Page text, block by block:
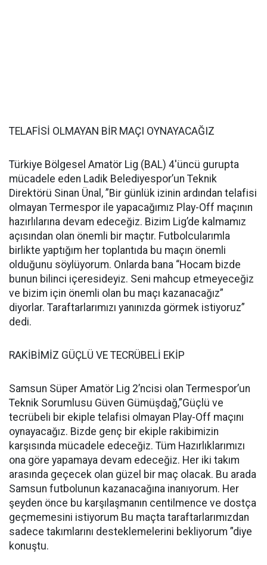
TELAFİSİ OLMAYAN BİR MAÇI OYNAYACAĞIZ
Türkiye Bölgesel Amatör Lig (BAL) 4'üncü gurupta
mücadele eden Ladik Belediyespor’un Teknik
Direktörü Sinan Ünal, ”Bir günlük izinin ardından telafisi
olmayan Termespor ile yapacağımız Play-Off maçının
hazırlılarına devam edeceğiz. Bizim Lig’de kalmamız
açısından olan önemli bir maçtır. Futbolcularımla
birlikte yaptığım her toplantıda bu maçın önemli
olduğunu söylüyorum. Onlarda bana “Hocam bizde
bunun bilinci içeresideyiz. Seni mahcup etmeyeceğiz
ve bizim için önemli olan bu maçı kazanacağız”
diyorlar. Taraftarlarımızı yanınızda görmek istiyoruz”
dedi.
RAKİBİMİZ GÜÇLÜ VE TECRÜBELİ EKİP
Samsun Süper Amatör Lig 2’ncisi olan Termespor’un
Teknik Sorumlusu Güven Gümüşdağ,”Güçlü ve
tecrübeli bir ekiple telafisi olmayan Play-Off maçını
oynayacağız. Bizde genç bir ekiple rakibimizin
karşısında mücadele edeceğiz. Tüm Hazırlıklarımızı
ona göre yapamaya devam edeceğiz. Her iki takım
arasında geçecek olan güzel bir maç olacak. Bu arada
Samsun futbolunun kazanacağına inanıyorum. Her
şeyden önce bu karşılaşmanın centilmence ve dostça
geçmemesini istiyorum Bu maçta taraftarlarımızdan
sadece takımlarını desteklemelerini bekliyorum ”diye
konuştu.